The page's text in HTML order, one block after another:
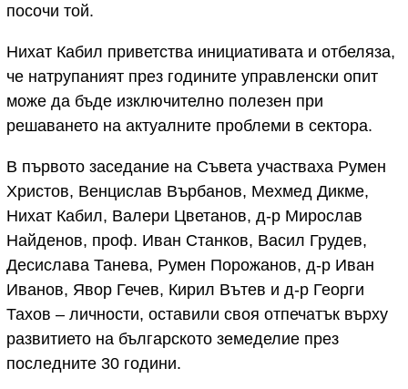
посочи той.
Нихат Кабил приветства инициативата и отбеляза,
че натрупаният през годините управленски опит
може да бъде изключително полезен при
решаването на актуалните проблеми в сектора.
В първото заседание на Съвета участваха Румен
Христов, Венцислав Върбанов, Мехмед Дикме,
Нихат Кабил, Валери Цветанов, д-р Мирослав
Найденов, проф. Иван Станков, Васил Грудев,
Десислава Танева, Румен Порожанов, д-р Иван
Иванов, Явор Гечев, Кирил Вътев и д-р Георги
Тахов – личности, оставили своя отпечатък върху
развитието на българското земеделие през
последните 30 години.